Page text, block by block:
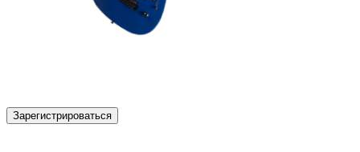
Зарегистрироваться